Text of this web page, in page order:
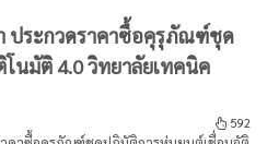
ประกวดราคาซื้อคุรุภัณฑ์ชุด
นมัติ 4.0 วิทยาลัยเทคนิค
592